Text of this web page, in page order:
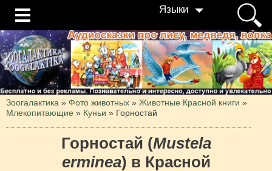
Языки
Зоогалактика » Фото животных » Животные Красной книги »
Млекопитающие » Куньи » Горностай
Горностай (Mustela
erminea) в Красной